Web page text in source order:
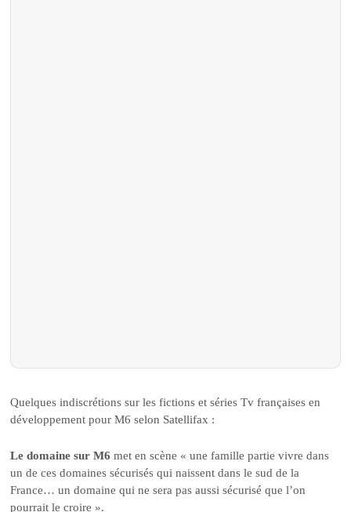
Quelques indiscrétions sur les fictions et séries Tv françaises en
développement pour M6 selon Satellifax :
Le domaine sur M6 met en scène « une famille partie vivre dans
un de ces domaines sécurisés qui naissent dans le sud de la
France… un domaine qui ne sera pas aussi sécurisé que l’on
pourrait le croire ».